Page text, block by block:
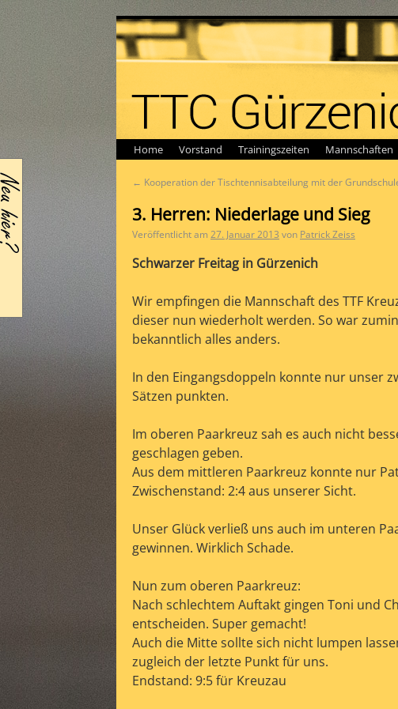
Home Vorstand Trainingszeiten Mannschaften
← Kooperation der Tischtennisabteilung mit der
3. Herren: Niederlage und Sieg
Veröffentlicht am 27. Januar 2013 von Patrick Zeiss
Schwarzer Freitag in Gürzenich
Wir empfingen die Mannschaft des TTF
dieser nun wiederholt werden. So war
bekanntlich alles anders.
In den Eingangsdoppeln konnte nur unser
Sätzen punkten.
Im oberen Paarkreuz sah es auch nicht
geschlagen geben.
Aus dem mittleren Paarkreuz konnte nur
Zwischenstand: 2:4 aus unserer Sicht.
Unser Glück verließ uns auch im unteren
gewinnen. Wirklich Schade.
Nun zum oberen Paarkreuz:
Nach schlechtem Auftakt gingen Toni und
entscheiden. Super gemacht!
Auch die Mitte sollte sich nicht lumpen
zugleich der letzte Punkt für uns.
Endstand: 9:5 für Kreuzau